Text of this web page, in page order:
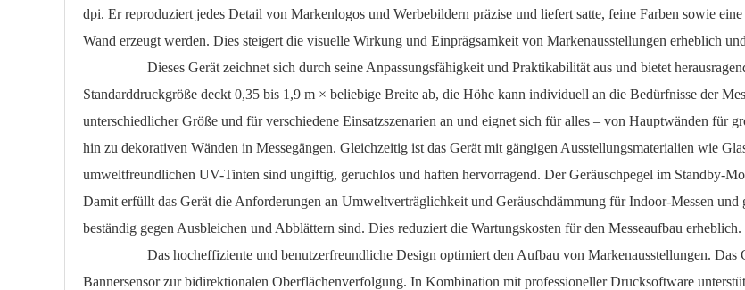
dpi. Er reproduziert jedes Detail von Markenlogos und Werbebildern präzise und liefert satte, feine Farben sowie
Wand erzeugt werden. Dies steigert die visuelle Wirkung und Einprägsamkeit von Markenausstellungen erheblich
Dieses Gerät zeichnet sich durch seine Anpassungsfähigkeit und Praktikabilität aus und bietet
Standarddruckgröße deckt 0,35 bis 1,9 m × beliebige Breite ab, die Höhe kann individuell an die Bedürfnisse der
unterschiedlicher Größe und für verschiedene Einsatzszenarien an und eignet sich für alles – von Hauptwänden für
hin zu dekorativen Wänden in Messegängen. Gleichzeitig ist das Gerät mit gängigen Ausstellungsmaterialien wie
umweltfreundlichen UV-Tinten sind ungiftig, geruchlos und haften hervorragend. Der Geräuschpegel im Standby-
Damit erfüllt das Gerät die Anforderungen an Umweltverträglichkeit und Geräuschdämmung für Indoor-Messen
beständig gegen Ausbleichen und Abblättern sind. Dies reduziert die Wartungskosten für den Messeaufbau erheblich.
Das hocheffiziente und benutzerfreundliche Design optimiert den Aufbau von Markenausstellungen. Das
Bannersensor zur bidirektionalen Oberflächenverfolgung. In Kombination mit professioneller Drucksoftware